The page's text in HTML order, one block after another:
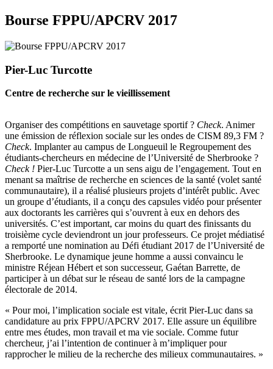
Bourse FPPU/APCRV 2017
Pier-Luc Turcotte
Centre de recherche sur le vieillissement
Organiser des compétitions en sauvetage sportif ? Check. Animer
une émission de réflexion sociale sur les ondes de CISM 89,3 FM ?
Check. Implanter au campus de Longueuil le Regroupement des
étudiants-chercheurs en médecine de l’Université de Sherbrooke ?
Check ! Pier-Luc Turcotte a un sens aigu de l’engagement. Tout en
menant sa maîtrise de recherche en sciences de la santé (volet santé
communautaire), il a réalisé plusieurs projets d’intérêt public. Avec
un groupe d’étudiants, il a conçu des capsules vidéo pour présenter
aux doctorants les carrières qui s’ouvrent à eux en dehors des
universités. C’est important, car moins du quart des finissants du
troisième cycle deviendront un jour professeurs. Ce projet médiatisé
a remporté une nomination au Défi étudiant 2017 de l’Université de
Sherbrooke. Le dynamique jeune homme a aussi convaincu le
ministre Réjean Hébert et son successeur, Gaétan Barrette, de
participer à un débat sur le réseau de santé lors de la campagne
électorale de 2014.
« Pour moi, l’implication sociale est vitale, écrit Pier-Luc dans sa
candidature au prix FPPU/APCRV 2017. Elle assure un équilibre
entre mes études, mon travail et ma vie sociale. Comme futur
chercheur, j’ai l’intention de continuer à m’impliquer pour
rapprocher le milieu de la recherche des milieux communautaires. »